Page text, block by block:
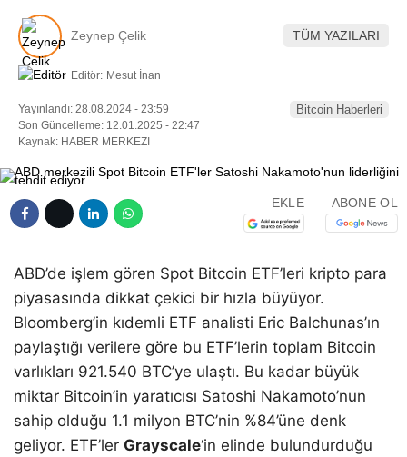
Zeynep Çelik TÜM YAZILARI
Editör: Mesut İnan
Yayınlandı: 28.08.2024 - 23:59
Son Güncelleme: 12.01.2025 - 22:47
Kaynak: HABER MERKEZI
Bitcoin Haberleri
EKLE ABONE OL
ABD’de işlem gören Spot Bitcoin ETF’leri kripto para
piyasasında dikkat çekici bir hızla büyüyor.
Bloomberg’in kıdemli ETF analisti Eric Balchunas’ın
paylaştığı verilere göre bu ETF’lerin toplam Bitcoin
varlıkları 921.540 BTC’ye ulaştı. Bu kadar büyük
miktar Bitcoin’in yaratıcısı Satoshi Nakamoto’nun
sahip olduğu 1.1 milyon BTC’nin %84’üne denk
geliyor. ETF’ler Grayscale‘in elinde bulundurduğu